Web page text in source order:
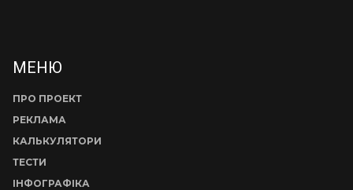
МЕНЮ
ПРО ПРОЕКТ
РЕКЛАМА
КАЛЬКУЛЯТОРИ
ТЕСТИ
ІНФОГРАФІКА